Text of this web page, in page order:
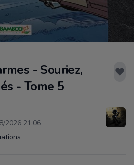
- Souriez,
- Tome 5
2026 21:06